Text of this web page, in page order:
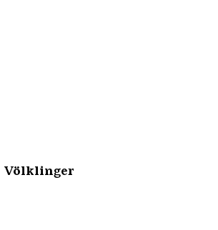
Völklinger